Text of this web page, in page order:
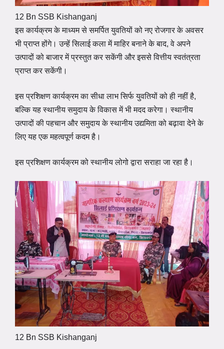
12 Bn SSB Kishanganj
इस कार्यक्रम के माध्यम से समर्पित युवतियों को नए रोजगार के अवसर
भी प्राप्त होंगे। उन्हें सिलाई कला में माहिर बनाने के बाद, वे अपने
उत्पादों को बाजार में प्रस्तुत कर सकेंगी और इससे वित्तीय स्वतंत्रता
प्राप्त कर सकेंगी।
इस प्रशिक्षण कार्यक्रम का सीधा लाभ सिर्फ युवतियों को ही नहीं है,
बल्कि यह स्थानीय समुदाय के विकास में भी मदद करेगा। स्थानीय
उत्पादों की पहचान और समुदाय के स्थानीय उद्यमिता को बढ़ावा देने के
लिए यह एक महत्वपूर्ण कदम है।
इस प्रशिक्षण कार्यक्रम को स्थानीय लोगो द्वारा सराहा जा रहा है।
12 Bn SSB Kishanganj